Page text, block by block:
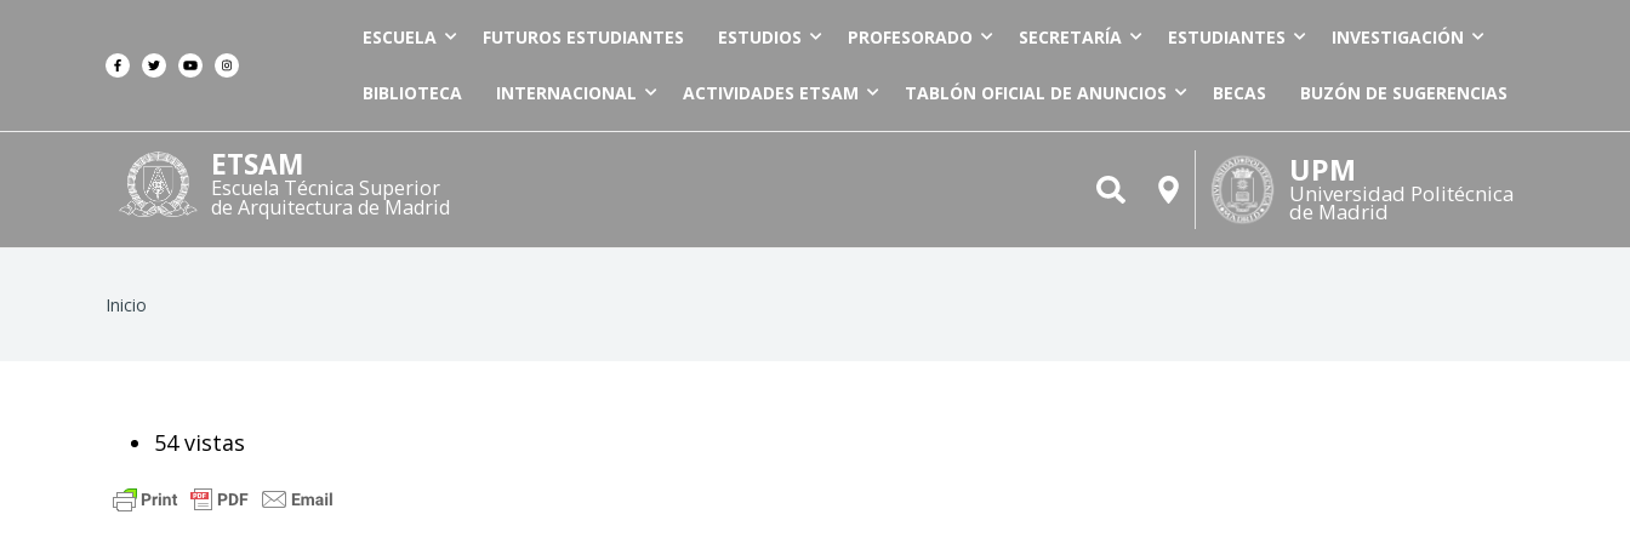
ESCUELA FUTUROS ESTUDIANTES ESTUDIOS PROFESORADO SECRETARÍA ESTUDIANTES INVESTIGACIÓN
BIBLIOTECA INTERNACIONAL ACTIVIDADES ETSAM TABLÓN OFICIAL DE ANUNCIOS BECAS BUZÓN DE SUGERENCIAS
ETSAM
Escuela Técnica Superior
de Arquitectura de Madrid
UPM
Universidad Politécnica
de Madrid
Ruta
Inicio
54 vistas